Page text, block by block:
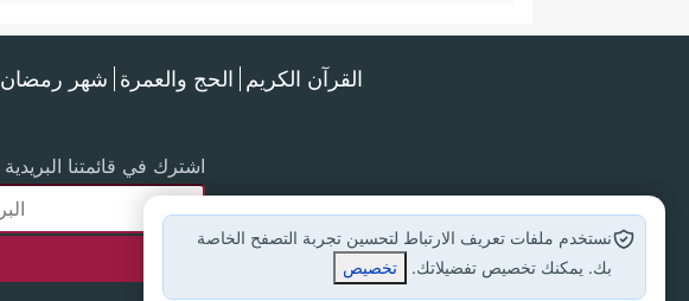
القرآن الكريم الحج والعمرة شهر رمضان
اشترك في قائمتنا البريدية
نستخدم ملفات تعريف الارتباط لتحسين تجربة التصفح الخاصة
بك. يمكنك تخصيص تفضيلاتك.
تخصيص